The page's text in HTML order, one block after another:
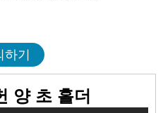
기
양 초 홀더